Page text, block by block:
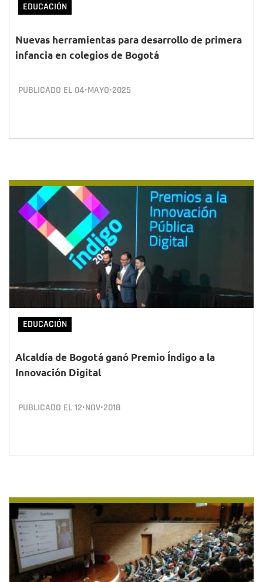
EDUCACIÓN
Nuevas herramientas para desarrollo de primera
infancia en colegios de Bogotá
PUBLICADO EL 04•MAYO•2025
EDUCACIÓN
Alcaldía de Bogotá ganó Premio Índigo a la
Innovación Digital
PUBLICADO EL12•NOV•2018